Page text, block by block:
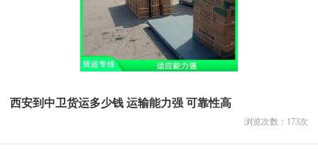
西安到中卫货运多少钱 运输能力强 可靠性高
浏览次数： 173次